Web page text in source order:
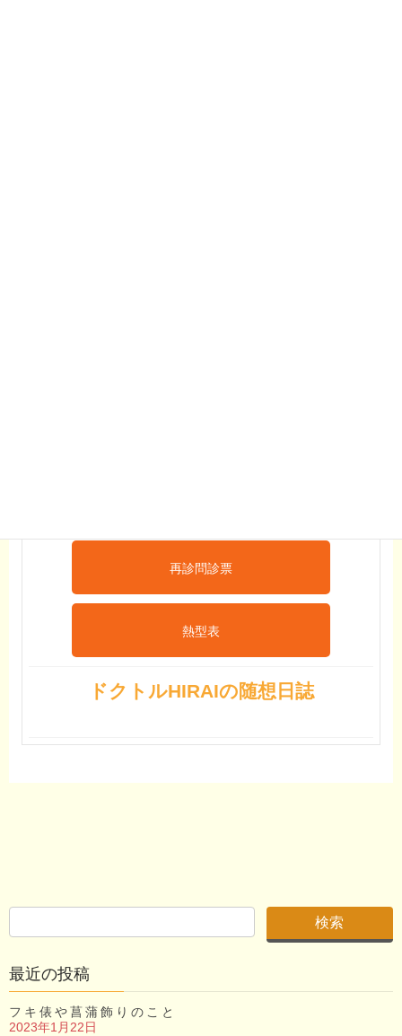
再診問診票
熱型表
ドクトルHIRAIの随想日誌
最近の投稿
フキ俵や菖蒲飾りのこと
2023年1月22日